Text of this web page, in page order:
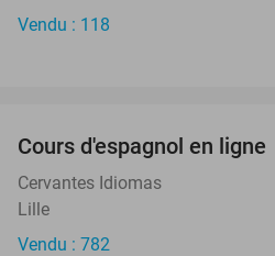
Vendu : 118
Cours d'espagnol en ligne
Cervantes Idiomas
Lille
Vendu : 782